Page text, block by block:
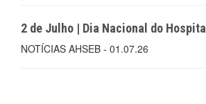
2 de Julho | Dia Nacional do Hospital
NOTÍCIAS AHSEB - 01.07.26